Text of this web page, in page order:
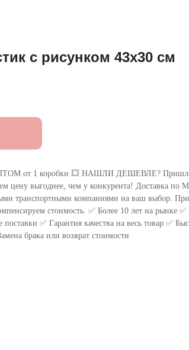
с рисунком 43х30 см
от 1 коробки 💥 НАШЛИ ДЕШЕВЛЕ?
цену выгоднее, чем у конкурента! Доставка по
транспортными компаниями на ваш выбор.
стоимость. ✅ Более 10 лет на рынке
✅ Гарантия качества на весь товар ✅
брака или возврат стоимости